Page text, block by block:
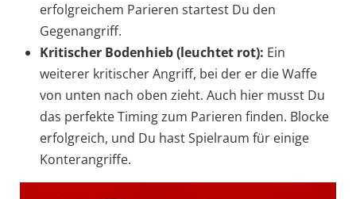
erfolgreichem Parieren startest Du den
Gegenangriff.
Kritischer Bodenhieb (leuchtet rot): Ein
weiterer kritischer Angriff, bei der er die Waffe
von unten nach oben zieht. Auch hier musst Du
das perfekte Timing zum Parieren finden. Blocke
erfolgreich, und Du hast Spielraum für einige
Konterangriffe.